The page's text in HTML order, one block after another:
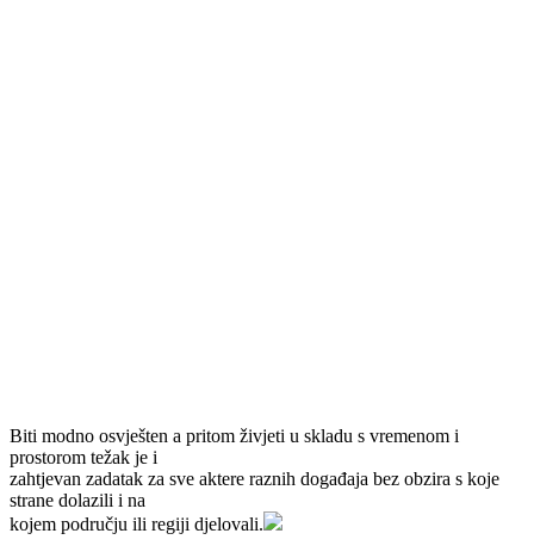
Biti modno osvješten a pritom živjeti u skladu s vremenom i
prostorom težak je i
zahtjevan zadatak za sve aktere raznih događaja bez obzira s koje
strane dolazili i na
kojem području ili regiji djelovali.